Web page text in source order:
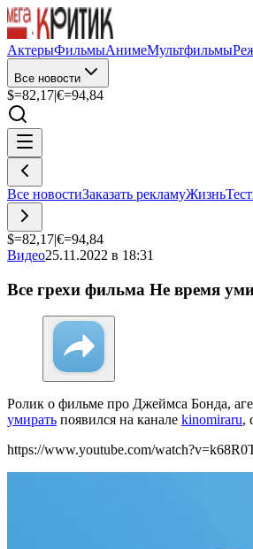
АктерыФильмыАнимеМультфильмы
Все новости
$=82,17|€=94,84
Все новостиЗаказать рекламуЖизнь
$=82,17|€=94,84
Видео25.11.2022 в 18:31
Все грехи фильма Не время
Ролик о фильме про Джеймса Бонда,
умирать появился на канале kinomiraru,
https://www.youtube.com/